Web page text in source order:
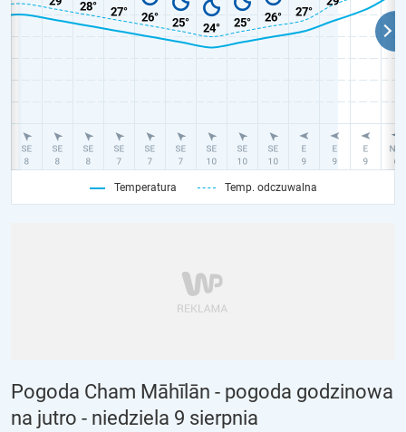
Temperatura Temp. odczuwalna
Pogoda Cham Māhīlān - pogoda godzinowa
na jutro - niedziela 9 sierpnia